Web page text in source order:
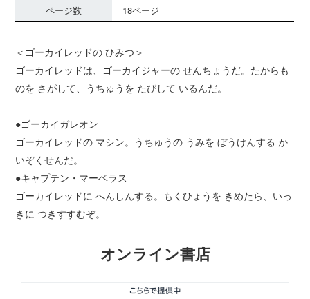
ページ数
18ページ
＜ゴーカイレッドの ひみつ＞
ゴーカイレッドは、ゴーカイジャーの せんちょうだ。たからも
のを さがして、うちゅうを たびして いるんだ。
●ゴーカイガレオン
ゴーカイレッドの マシン。うちゅうの うみを ぼうけんする か
いぞくせんだ。
●キャプテン・マーベラス
ゴーカイレッドに へんしんする。もくひょうを きめたら、いっ
きに つきすすむぞ。
オンライン書店